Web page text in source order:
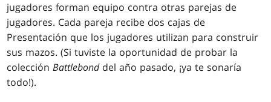
jugadores forman equipo contra otras parejas de
jugadores. Cada pareja recibe dos cajas de
Presentación que los jugadores utilizan para construir
sus mazos. (Si tuviste la oportunidad de probar la
colecciónBattlebonddel año pasado, ¡ya te sonaría
todo!).